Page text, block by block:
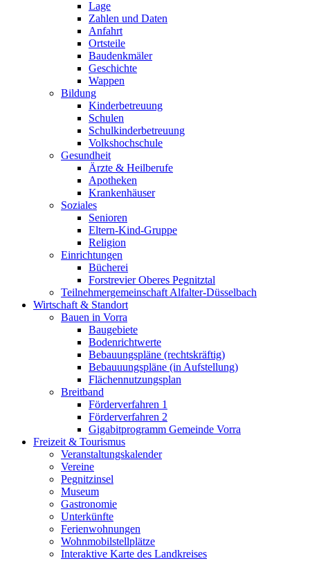
Lage
Zahlen und Daten
Anfahrt
Ortsteile
Baudenkmäler
Geschichte
Wappen
Bildung
Kinderbetreuung
Schulen
Schulkinderbetreuung
Volkshochschule
Gesundheit
Ärzte & Heilberufe
Apotheken
Krankenhäuser
Soziales
Senioren
Eltern-Kind-Gruppe
Religion
Einrichtungen
Bücherei
Forstrevier Oberes Pegnitztal
Teilnehmergemeinschaft Alfalter-Düsselbach
Wirtschaft & Standort
Bauen in Vorra
Baugebiete
Bodenrichtwerte
Bebauungspläne (rechtskräftig)
Bebauuungspläne (in Aufstellung)
Flächennutzungsplan
Breitband
Förderverfahren 1
Förderverfahren 2
Gigabitprogramm Gemeinde Vorra
Freizeit & Tourismus
Veranstaltungskalender
Vereine
Pegnitzinsel
Museum
Gastronomie
Unterkünfte
Ferienwohnungen
Wohnmobilstellplätze
Interaktive Karte des Landkreises